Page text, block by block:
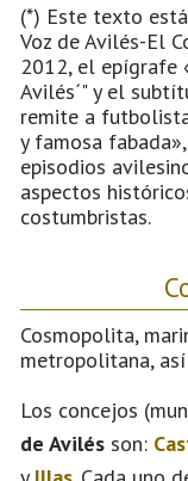
(*) Este texto
Voz de Avilés-El
2012, el epígrafe
Avilés´" y el
remite a
y famosa
episodios
aspectos
costumbristas.
Cosmopolita,
metropolitana,
Los concejos
de Avilés son: